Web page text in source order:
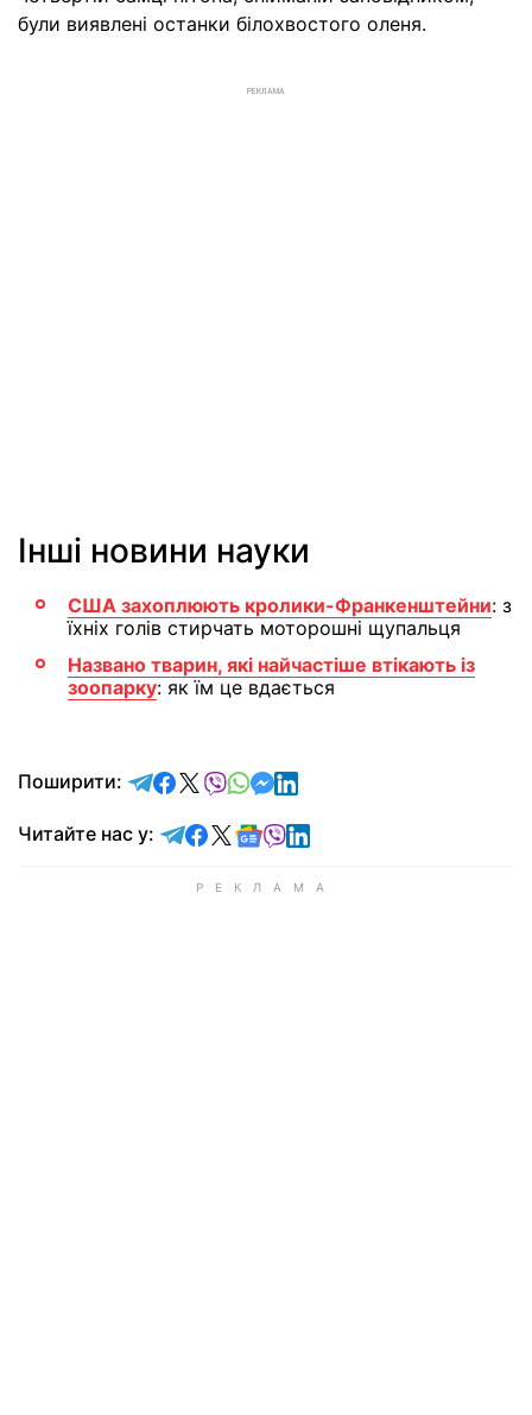
були виявлені останки білохвостого оленя.
РЕКЛАМА
Інші новини науки
США захоплюють кролики-Франкенштейни: з
їхніх голів стирчать моторошні щупальця
Названо тварин, які найчастіше втікають із
зоопарку: як їм це вдається
Поширити: відправити у Telegram
поділитись у Facebook
поділитись у X
відправити у Viber
відправити у Whatsapp
відправити у Messenger
відправити у LinkedIn
Читайте нас у: Читайте у Telegram
Читайте у Facebook
Читайте у X
Читайте у Google news
Читайте у Viber
Читайте у LinkedIn